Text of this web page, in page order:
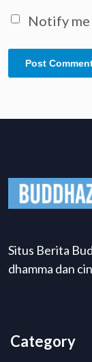
Notify
Situs Berita
dhamma dan
Category